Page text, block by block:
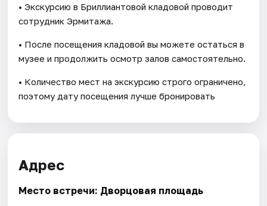
• Экскурсию в Бриллиантовой кладовой проводит
сотрудник Эрмитажа.
• После посещения кладовой вы можете остаться в
музее и продолжить осмотр залов самостоятельно.
• Количество мест на экскурсию строго ограничено,
поэтому дату посещения лучше бронировать
Адрес
Место встречи: Дворцовая площадь